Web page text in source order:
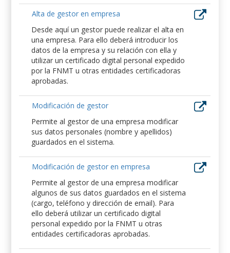
Alta de gestor en empresa
Desde aquí un gestor puede realizar el alta en
una empresa. Para ello deberá introducir los
datos de la empresa y su relación con ella y
utilizar un certificado digital personal expedido
por la FNMT u otras entidades certificadoras
aprobadas.
Modificación de gestor
Permite al gestor de una empresa modificar
sus datos personales (nombre y apellidos)
guardados en el sistema.
Modificación de gestor en empresa
Permite al gestor de una empresa modificar
algunos de sus datos guardados en el sistema
(cargo, teléfono y dirección de email). Para
ello deberá utilizar un certificado digital
personal expedido por la FNMT u otras
entidades certificadoras aprobadas.